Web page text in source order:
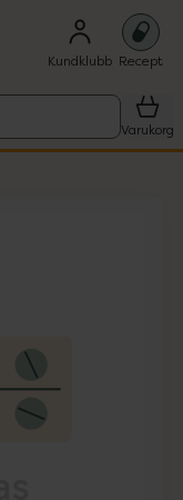
Kundklubb Recept
Varukorg